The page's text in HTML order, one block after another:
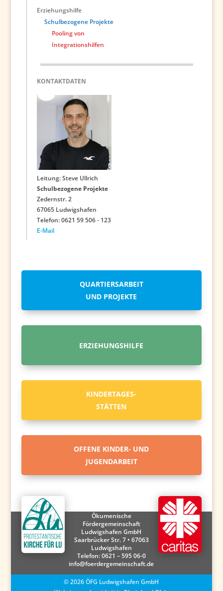
Erziehungshilfe
Schulbezogene Projekte
Pooling von
Integrationshilfen
KONTAKTDATEN
Leitung: Steve Ullrich
Schulbezogene Projekte
Zedernstr. 2
67065 Ludwigshafen
Telefon: 0621 59 506 - 123
E-Mail
QUARTIERSARBEIT
UND PROJEKTE
ERZIEHUNGSHILFE
KINDERTAGES-
STÄTTEN
OFFENE KINDER- UND
JUGENDARBEIT
Ökumenische
Fördergemeinschaft
Ludwigshafen GmbH
Saarbrücker Str. 7 • 67063
Ludwigshafen
Telefon:0621 – 595 06-0
info@foerdergemeinschaft.de
©2026ÖFG Ludwigshafen GmbH